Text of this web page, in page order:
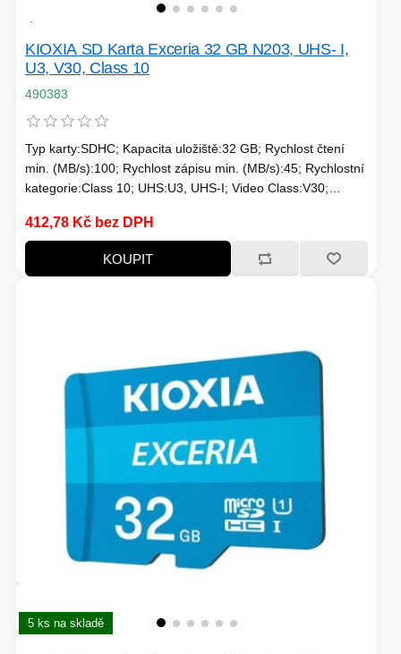
KIOXIA SD Karta Exceria 32 GB N203, UHS- I,
U3, V30, Class 10
490383
Typ karty:SDHC; Kapacita uložiště:32 GB; Rychlost čtení
min. (MB/s):100; Rychlost zápisu min. (MB/s):45; Rychlostní
kategorie:Class 10; UHS:U3, UHS-I; Video Class:V30;
412,78 Kč bez DPH
KOUPIT
5 ks na skladě